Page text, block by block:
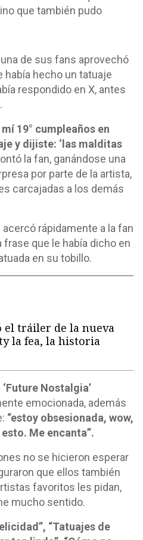
que también pudo
de sus fans aprovechó
había hecho un tatuaje
respondido en X, antes
19° cumpleaños en
y dijiste: ‘las malditas
la fan, ganándose una
por parte de la artista,
carcajadas a los demás
acercó rápidamente a la fan
que le había dicho en
en su tobillo.
el tráiler de la nueva
la fea, la historia
‘Future Nostalgia’
emocionada, además
“estoy obsesionada, wow,
Me encanta”.
no se hicieron esperar
que ellos también
favoritos les pidan,
mucho sentido.
“Tatuajes de